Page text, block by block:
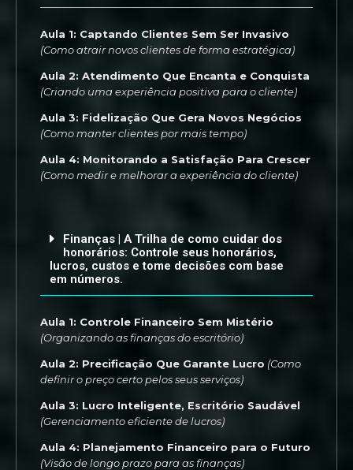
Aula 1: Captando Clientes Sem Ser Invasivo
(Como atrair novos clientes de forma estratégica)
Aula 2: Atendimento Que Encanta e Conquista
(Criando uma experiência positiva para o cliente)
Aula 3: Fidelização Que Gera Novos Negócios
(Como manter clientes por mais tempo)
Aula 4: Monitorando a Satisfação Para Crescer
(Como medir e melhorar a experiência do cliente)
Finanças | A Trilha de como cuidar dos
honorários: Controle seus honorários,
lucros, custos e tome decisões com base
em números.
Aula 1: Controle Financeiro Sem Mistério
(Organizando as finanças do escritório)
Aula 2: Precificação Que Garante Lucro (Como
definir o preço certo pelos seus serviços)
Aula 3: Lucro Inteligente, Escritório Saudável
(Gerenciamento eficiente de lucros)
Aula 4: Planejamento Financeiro para o Futuro
(Visão de longo prazo para as finanças)